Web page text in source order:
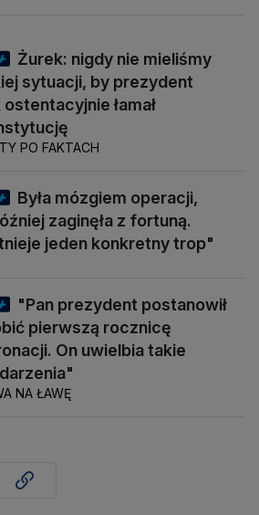
Żurek: nigdy nie mieliśmy
sytuacji, by prezydent
łamał
PO FAKTACH
Była mózgiem operacji,
zaginęła z fortuną.
jeden konkretny trop"
"Pan prezydent postanowił
pierwszą rocznicę
On uwielbia takie
NA ŁAWĘ